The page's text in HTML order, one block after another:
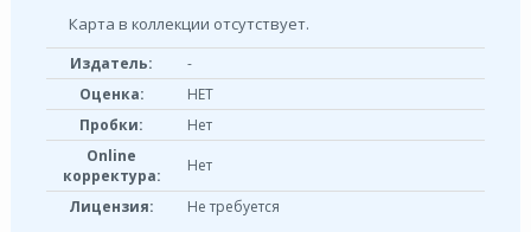
Карта в коллекции отсутствует.
Издатель:
-
Оценка:
НЕТ
Пробки:
Нет
Online
корректура:
Нет
Лицензия: Не требуется